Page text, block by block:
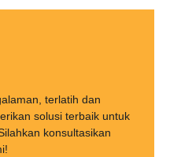
terlatih dan
solusi terbaik untuk
konsultasikan